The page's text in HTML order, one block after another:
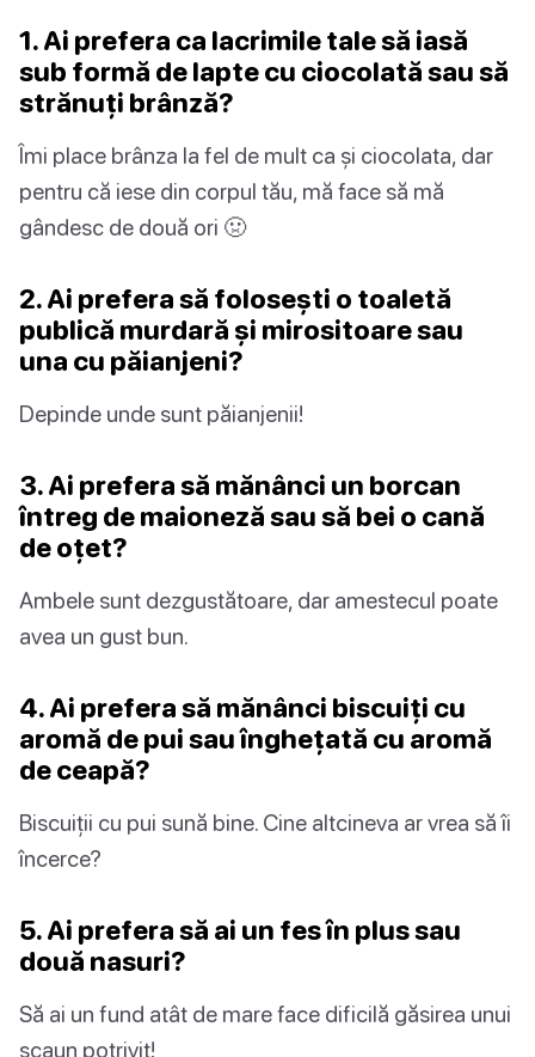
1. Ai prefera ca lacrimile tale să iasă
sub formă de lapte cu ciocolată sau să
strănuți brânză?
Îmi place brânza la fel de mult ca și ciocolata, dar
pentru că iese din corpul tău, mă face să mă
gândesc de două ori 🤢
2. Ai prefera să folosești o toaletă
publică murdară și mirositoare sau
una cu păianjeni?
Depinde unde sunt păianjenii!
3. Ai prefera să mănânci un borcan
întreg de maioneză sau să bei o cană
de oțet?
Ambele sunt dezgustătoare, dar amestecul poate
avea un gust bun.
4. Ai prefera să mănânci biscuiți cu
aromă de pui sau înghețată cu aromă
de ceapă?
Biscuiții cu pui sună bine. Cine altcineva ar vrea să îi
încerce?
5. Ai prefera să ai un fes în plus sau
două nasuri?
Să ai un fund atât de mare face dificilă găsirea unui
scaun potrivit!